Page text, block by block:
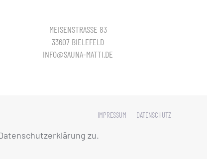
zu.
MEISENSTRASSE 83
33607 BIELEFELD
INFO@SAUNA-MATTI.DE
IMPRESSUM DATENSCHUTZ